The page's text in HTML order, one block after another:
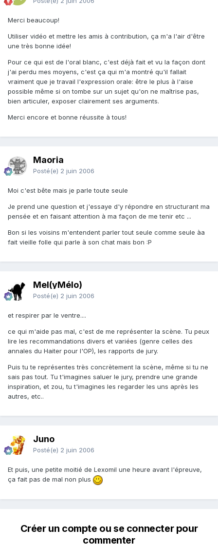
Merci beaucoup!
Utiliser vidéo et mettre les amis à contribution, ça m'a l'air d'être
une très bonne idée!
Pour ce qui est de l'oral blanc, c'est déjà fait et vu la façon dont
j'ai perdu mes moyens, c'est ça qui m'a montré qu'il fallait
vraiment que je travail l'expression orale: être le plus à l'aise
possible même si on tombe sur un sujet qu'on ne maîtrise pas,
bien articuler, exposer clairement ses arguments.
Merci encore et bonne réussite à tous!
Maoria
Posté(e) 2 juin 2006
Moi c'est bête mais je parle toute seule
Je prend une question et j'essaye d'y répondre en structurant ma
pensée et en faisant attention à ma façon de me tenir etc ...
Bon si les voisins m'entendent parler tout seule comme seule àa
fait vieille folle qui parle à son chat mais bon :P
Mel(yMélo)
Posté(e) 2 juin 2006
et respirer par le ventre....
ce qui m'aide pas mal, c'est de me représenter la scène. Tu peux
lire les recommandations divers et variées (genre celles des
annales du Haiter pour l'OP), les rapports de jury.
Puis tu te représentes très concrètement la scène, même si tu ne
sais pas tout. Tu t'imagines saluer le jury, prendre une grande
inspiration, et zou, tu t'imagines les regarder les uns après les
autres, etc..
Juno
Posté(e) 2 juin 2006
Et puis, une petite moitié de Lexomil une heure avant l'épreuve,
ça fait pas de mal non plus
Créer un compte ou se connecter pour
commenter